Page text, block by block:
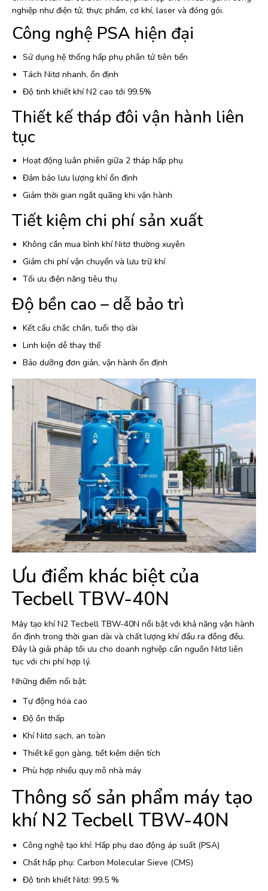
nghiệp như điện tử, thực phẩm, cơ khí, laser và đóng gói.
Công nghệ PSA hiện đại
Sử dụng hệ thống hấp phụ phân tử tiên tiến
Tách Nitơ nhanh, ổn định
Độ tinh khiết khí N2 cao tới 99.5%
Thiết kế tháp đôi vận hành liên
tục
Hoạt động luân phiên giữa 2 tháp hấp phụ
Đảm bảo lưu lượng khí ổn định
Giảm thời gian ngắt quãng khi vận hành
Tiết kiệm chi phí sản xuất
Không cần mua bình khí Nitơ thường xuyên
Giảm chi phí vận chuyển và lưu trữ khí
Tối ưu điện năng tiêu thụ
Độ bền cao – dễ bảo trì
Kết cấu chắc chắn, tuổi thọ dài
Linh kiện dễ thay thế
Bảo dưỡng đơn giản, vận hành ổn định
Ưu điểm khác biệt của
Tecbell TBW-40N
Máy tạo khí N2 Tecbell TBW-40N nổi bật với khả năng vận hành
ổn định trong thời gian dài và chất lượng khí đầu ra đồng đều.
Đây là giải pháp tối ưu cho doanh nghiệp cần nguồn Nitơ liên
tục với chi phí hợp lý.
Những điểm nổi bật:
Tự động hóa cao
Độ ồn thấp
Khí Nitơ sạch, an toàn
Thiết kế gọn gàng, tiết kiệm diện tích
Phù hợp nhiều quy mô nhà máy
Thông số sản phẩm máy tạo
khí N2 Tecbell TBW-40N
Công nghệ tạo khí: Hấp phụ dao động áp suất (PSA)
Chất hấp phụ: Carbon Molecular Sieve (CMS)
Độ tinh khiết Nitơ: 99.5 %